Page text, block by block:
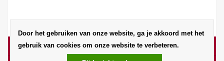
Door het gebruiken van onze website, ga je akkoord met het
gebruik van cookies om onze website te verbeteren.